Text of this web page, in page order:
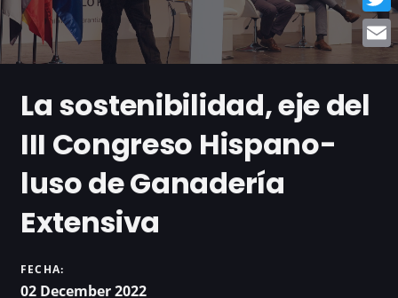
La sostenibilidad, eje del
III Congreso Hispano-
luso de Ganadería
Extensiva
FECHA:
02 December 2022
Email